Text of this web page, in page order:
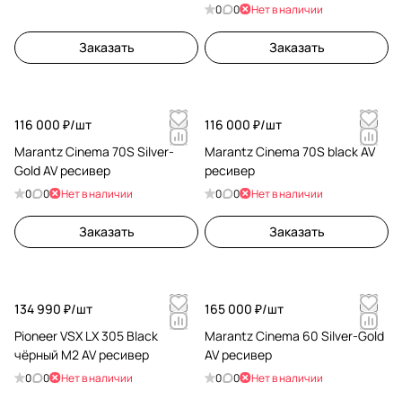
Заказать
0 0 Нет в наличии
Заказать
116 000 ₽/шт
Marantz Cinema 70S Silver-
Gold AV ресивер
0 0 Нет в наличии
Заказать
116 000 ₽/шт
Marantz Cinema 70S black AV
ресивер
0 0 Нет в наличии
Заказать
134 990 ₽/шт
Pioneer VSX LX 305 Black
чёрный M2 AV ресивер
0 0 Нет в наличии
165 000 ₽/шт
Marantz Cinema 60 Silver-Gold
AV ресивер
0 0 Нет в наличии